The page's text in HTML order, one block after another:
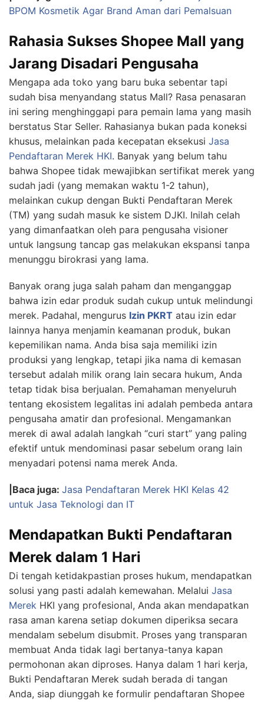
BPOM Kosmetik Agar Brand Aman dari Pemalsuan
Rahasia Sukses Shopee Mall yang
Jarang Disadari Pengusaha
Mengapa ada toko yang baru buka sebentar tapi
sudah bisa menyandang status Mall? Rasa penasaran
ini sering menghinggapi para pemain lama yang masih
berstatus Star Seller. Rahasianya bukan pada koneksi
khusus, melainkan pada kecepatan eksekusi Jasa
Pendaftaran Merek HKI. Banyak yang belum tahu
bahwa Shopee tidak mewajibkan sertifikat merek yang
sudah jadi (yang memakan waktu 1-2 tahun),
melainkan cukup dengan Bukti Pendaftaran Merek
(TM) yang sudah masuk ke sistem DJKI. Inilah celah
yang dimanfaatkan oleh para pengusaha visioner
untuk langsung tancap gas melakukan ekspansi tanpa
menunggu birokrasi yang lama.
Banyak orang juga salah paham dan menganggap
bahwa izin edar produk sudah cukup untuk melindungi
merek. Padahal, mengurus Izin PKRT atau izin edar
lainnya hanya menjamin keamanan produk, bukan
kepemilikan nama. Anda bisa saja memiliki izin
produksi yang lengkap, tetapi jika nama di kemasan
tersebut adalah milik orang lain secara hukum, Anda
tetap tidak bisa berjualan. Pemahaman menyeluruh
tentang ekosistem legalitas ini adalah pembeda antara
pengusaha amatir dan profesional. Mengamankan
merek di awal adalah langkah “curi start” yang paling
efektif untuk mendominasi pasar sebelum orang lain
menyadari potensi nama merek Anda.
|Baca juga: Jasa Pendaftaran Merek HKI Kelas 42
untuk Jasa Teknologi dan IT
Mendapatkan Bukti Pendaftaran
Merek dalam 1 Hari
Di tengah ketidakpastian proses hukum, mendapatkan
solusi yang pasti adalah kemewahan. Melalui Jasa
Merek HKI yang profesional, Anda akan mendapatkan
rasa aman karena setiap dokumen diperiksa secara
mendalam sebelum disubmit. Proses yang transparan
membuat Anda tidak lagi bertanya-tanya kapan
permohonan akan diproses. Hanya dalam 1 hari kerja,
Bukti Pendaftaran Merek sudah berada di tangan
Anda, siap diunggah ke formulir pendaftaran Shopee